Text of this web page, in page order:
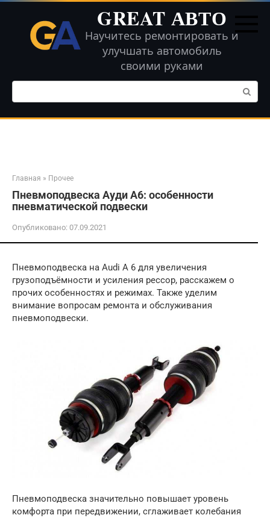
Перейти
контенту
GREAT АВТО
Научитесь ремонтировать и
улучшать автомобиль
своими руками
Поиск:
Главная » Прочее
Пневмоподвеска Ауди А6: особенности
пневматической подвески
Опубликовано: 07.09.2021
Пневмоподвеска на Audi A 6 для увеличения
грузоподъёмности и усиления рессор, расскажем о
прочих особенностях и режимах. Также уделим
внимание вопросам ремонта и обслуживания
пневмоподвески.
Пневмоподвеска значительно повышает уровень
комфорта при передвижении, сглаживает колебания